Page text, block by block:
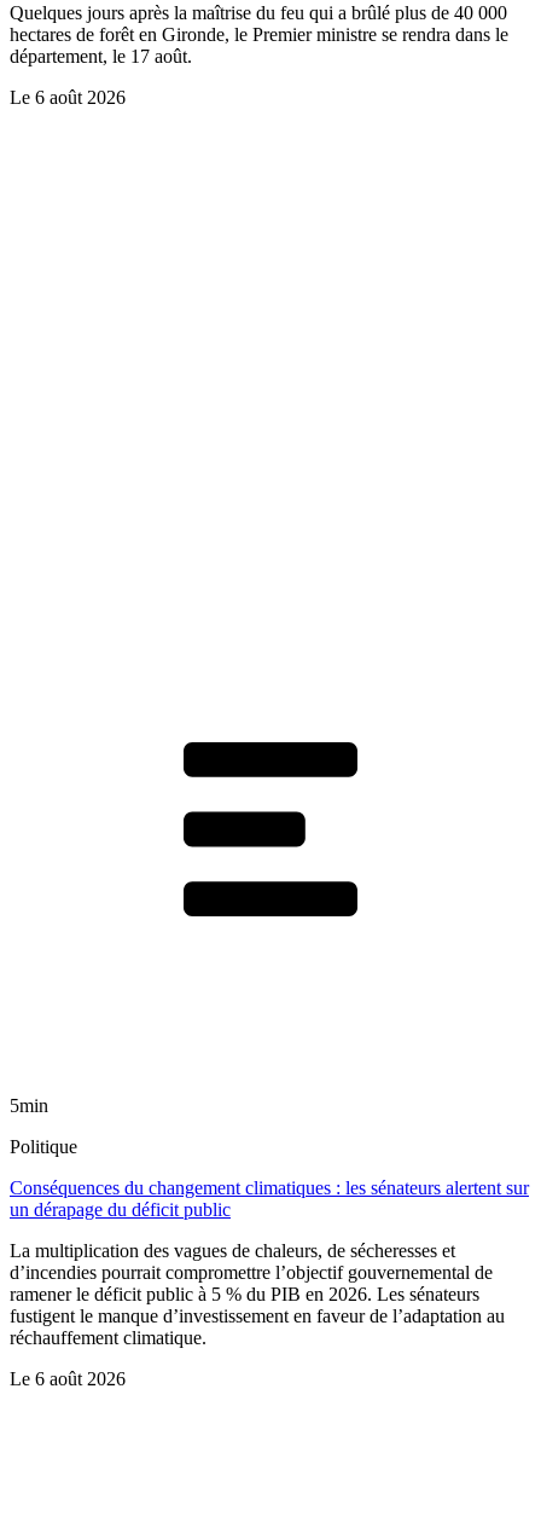
Quelques jours après la maîtrise du feu qui a brûlé plus de 40 000
hectares de forêt en Gironde, le Premier ministre se rendra dans le
département, le 17 août.
Le 6 août 2026
5min
Politique
Conséquences du changement climatiques : les sénateurs alertent sur
un dérapage du déficit public
La multiplication des vagues de chaleurs, de sécheresses et
d’incendies pourrait compromettre l’objectif gouvernemental de
ramener le déficit public à 5 % du PIB en 2026. Les sénateurs
fustigent le manque d’investissement en faveur de l’adaptation au
réchauffement climatique.
Le 6 août 2026